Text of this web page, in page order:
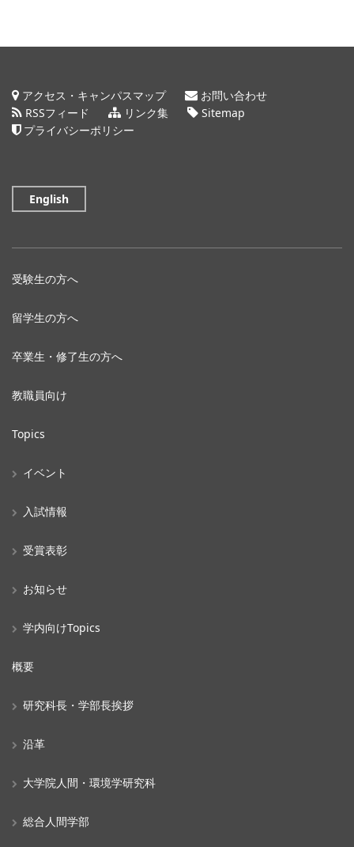
アクセス・キャンパスマップ
お問い合わせ
RSSフィード
リンク集
Sitemap
プライバシーポリシー
English
受験生の方へ
留学生の方へ
卒業生・修了生の方へ
教職員向け
Topics
イベント
入試情報
受賞表彰
お知らせ
学内向けTopics
概要
研究科長・学部長挨拶
沿革
大学院人間・環境学研究科
総合人間学部